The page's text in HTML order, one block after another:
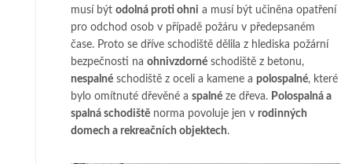
musí být odolná proti ohni a musí být učiněna opatření
pro odchod osob v případě požáru v předepsaném
čase. Proto se dříve schodiště dělila z hlediska požární
bezpečnosti na ohnivzdorné schodiště z betonu,
nespalné schodiště z oceli a kamene a polospalné, které
bylo omítnuté dřevěné a spalné ze dřeva. Polospalná a
spalná schodiště norma povoluje jen v rodinných
domech a rekreačních objektech.